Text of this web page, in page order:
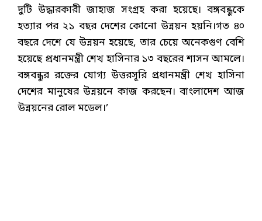
দুটি উদ্ধারকারী জাহাজ সংগ্রহ করা হয়েছে। বঙ্গবন্ধুকে
হত‍্যার পর ২১ বছর দেশের কোনো উন্নয়ন হয়নি।গত ৪০
বছরে দেশে যে উন্নয়ন হয়েছে, তার চেয়ে অনেকগুণ বেশি
হয়েছে প্রধানমন্ত্রী শেখ হাসিনার ১৩ বছরের শাসন আমলে।
বঙ্গবন্ধুর রক্তের যোগ্য উত্তরসূরি প্রধানমন্ত্রী শেখ হাসিনা
দেশের মানুষের উন্নয়নে কাজ করছেন। বাংলাদেশ আজ
উন্নয়নের রোল মডেল।’